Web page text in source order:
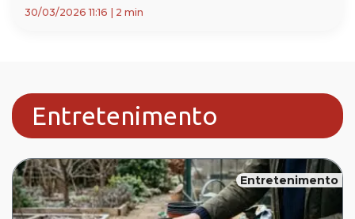
30/03/2026 11:16 2 min
Entretenimento
Entretenimento